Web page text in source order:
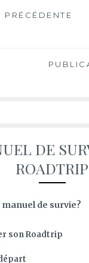
DE
ROADTRIP
de survie?
son Roadtrip